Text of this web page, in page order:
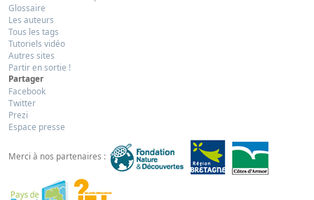
Glossaire
Les auteurs
Tous les tags
Tutoriels vidéo
Autres sites
Partir en sortie !
Partager
Facebook
Twitter
Prezi
Espace presse
Merci à nos partenaires :